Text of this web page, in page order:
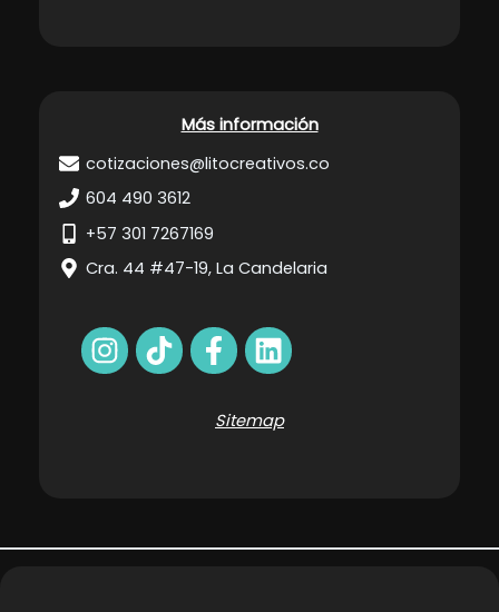
Más información
cotizaciones@litocreativos.co
604 490 3612
+57 301 7267169
Cra. 44 #47-19, La Candelaria
Sitemap